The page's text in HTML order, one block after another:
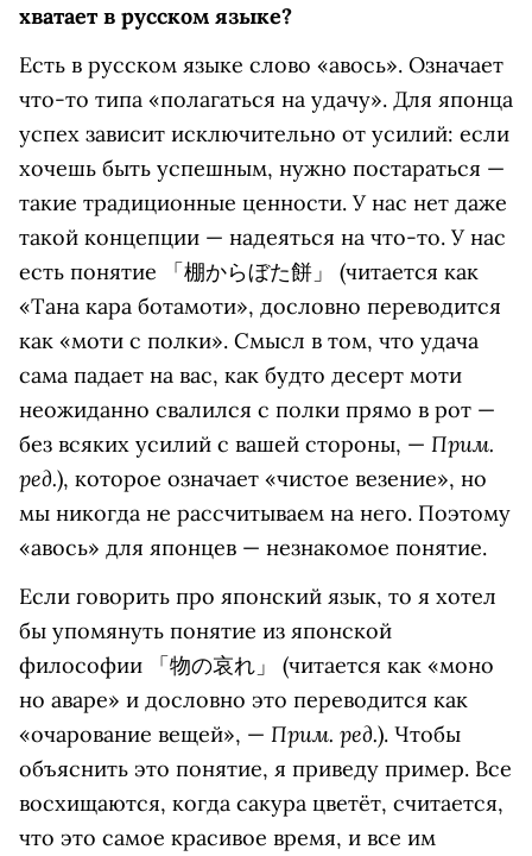
хватает в русском языке?
Есть в русском языке слово «авось». Означает
что-то типа «полагаться на удачу». Для японца
успех зависит исключительно от усилий: если
хочешь быть успешным, нужно постараться —
такие традиционные ценности. У нас нет даже
такой концепции — надеяться на что-то. У нас
есть понятие 「棚からぼた餅」 (читается как
«Тана кара ботамоти», дословно переводится
как «моти с полки». Смысл в том, что удача
сама падает на вас, как будто десерт моти
неожиданно свалился с полки прямо в рот —
без всяких усилий с вашей стороны, — Прим.
ред.), которое означает «чистое везение», но
мы никогда не рассчитываем на него. Поэтому
«авось» для японцев — незнакомое понятие.
Если говорить про японский язык, то я хотел
бы упомянуть понятие из японской
философии 「物の哀れ」 (читается как «моно
но аваре» и дословно это переводится как
«очарование вещей», — Прим. ред.). Чтобы
объяснить это понятие, я приведу пример. Все
восхищаются, когда сакура цветёт, считается,
что это самое красивое время, и все им